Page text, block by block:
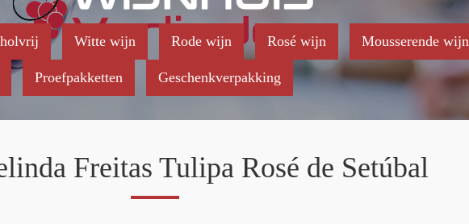
Witte wijn Rode wijn Rosé wijn Mousserende wijn
Proefpakketten Geschenkverpakking
Freitas Tulipa Rosé de Setúbal